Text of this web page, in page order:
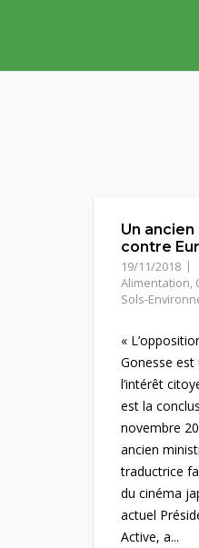
Un
contre
19/11/2018
Alimentation,
Sols-
«
Gonesse
l’intérêt
est la
novembre
ancien
traductrice
du cinéma
actuel
Active, a...